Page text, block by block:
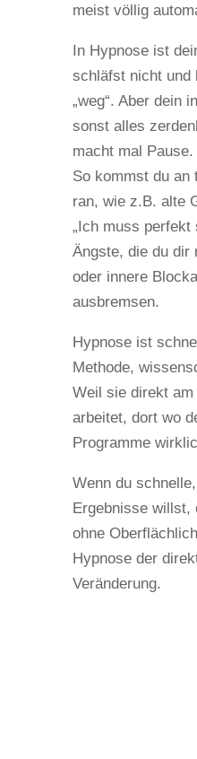
meist völlig
In Hypnose ist
schläfst nicht und
„weg“. Aber dein
sonst alles
macht mal Pause.
So kommst du an
ran, wie z.B. alte
„Ich muss perfekt
Ängste, die du dir
oder innere
ausbremsen.
Hypnose ist
Methode,
Weil sie direkt
arbeitet, dort wo
Programme
Wenn du
Ergebnisse willst,
ohne
Hypnose der
Veränderung.